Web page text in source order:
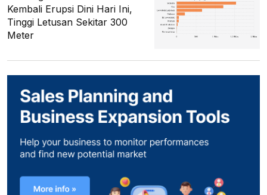
Kembali Erupsi Dini Hari Ini,
Tinggi Letusan Sekitar 300
Meter